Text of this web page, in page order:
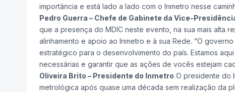
importância e está lado a lado com o Inmetro nesse
Pedro Guerra – Chefe de Gabinete da Vice-
que a presença do MDIC neste evento, na sua mais alta
alinhamento e apoio ao Inmetro e à sua Rede. “O
estratégico para o desenvolvimento do país. Estamos
necessárias e garantir que as ações de vocês estejam
Oliveira Brito – Presidente do Inmetro O presidente do
metrológica após quase uma década sem realização da